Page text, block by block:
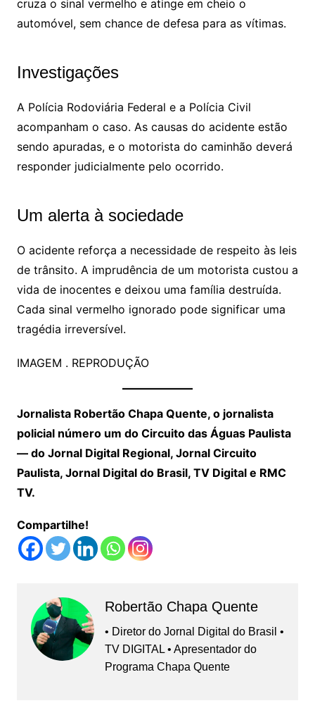
cruza o sinal vermelho e atinge em cheio o
automóvel, sem chance de defesa para as vítimas.
Investigações
A Polícia Rodoviária Federal e a Polícia Civil
acompanham o caso. As causas do acidente estão
sendo apuradas, e o motorista do caminhão deverá
responder judicialmente pelo ocorrido.
Um alerta à sociedade
O acidente reforça a necessidade de respeito às leis
de trânsito. A imprudência de um motorista custou a
vida de inocentes e deixou uma família destruída.
Cada sinal vermelho ignorado pode significar uma
tragédia irreversível.
IMAGEM . REPRODUÇÃO
Jornalista Robertão Chapa Quente, o jornalista
policial número um do Circuito das Águas Paulista
— do Jornal Digital Regional, Jornal Circuito
Paulista, Jornal Digital do Brasil, TV Digital e RMC
TV.
Compartilhe!
Robertão Chapa Quente
• Diretor do Jornal Digital do Brasil •
TV DIGITAL • Apresentador do
Programa Chapa Quente